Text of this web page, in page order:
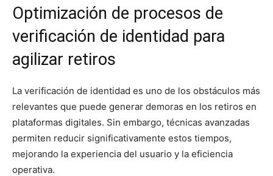
Optimización de procesos de
verificación de identidad para
agilizar retiros
La verificación de identidad es uno de los obstáculos más
relevantes que puede generar demoras en los retiros en
plataformas digitales. Sin embargo, técnicas avanzadas
permiten reducir significativamente estos tiempos,
mejorando la experiencia del usuario y la eficiencia
operativa.